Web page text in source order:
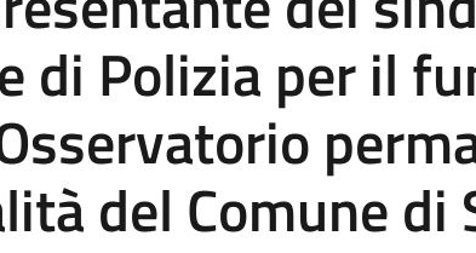
di Polizia per il
del Comune